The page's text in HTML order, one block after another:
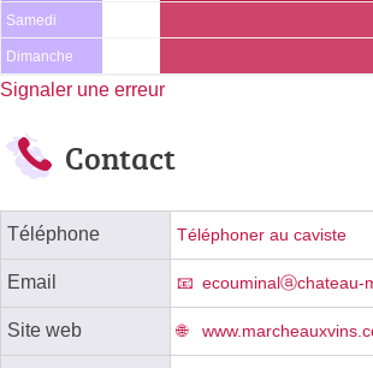
Samedi
Dimanche
Signaler une erreur
Contact
Téléphone Téléphoner au caviste
Email ecouminalⓐchateau-
Site web